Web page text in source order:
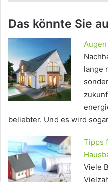
Das könnte Sie
lange
beliebter. Und es wird
Tipps
Viele